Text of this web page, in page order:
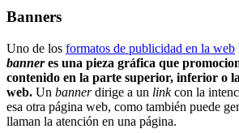
Banners
Uno de los formatos de publicidad en la web
banneres una pieza gráfica que
contenido en la parte superior, inferior o
web. Un bannerdirige a un linkcon la
esa otra página web, como también puede
llaman la atención en una página.